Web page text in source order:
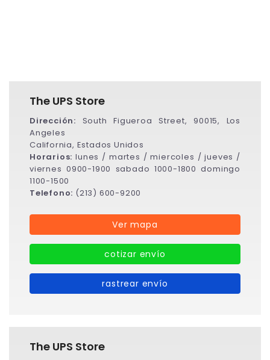
The UPS Store
Dirección: South Figueroa Street, 90015, Los
Angeles
California, Estados Unidos
Horarios:lunes / martes / miercoles / jueves /
viernes 0900-1900 sabado 1000-1800 domingo
1100-1500
Telefono: (213) 600-9200
Ver mapa
cotizar envío
rastrear envío
The UPS Store